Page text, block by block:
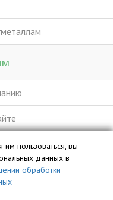
интеллектуальной
законом.
им пользоваться, вы
данных в
обработки